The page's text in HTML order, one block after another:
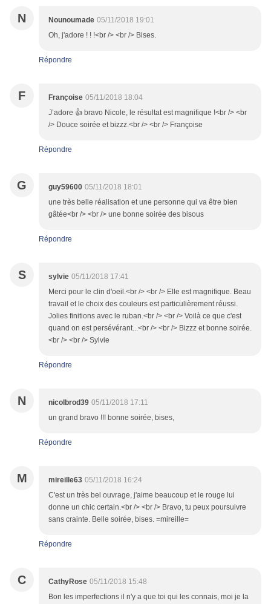
N Nounoumade 05/11/2018 19:01
Oh, j'adore ! ! !<br /> <br /> Bises.
Répondre
F Françoise 05/11/2018 18:04
J’adore 👍 bravo Nicole, le résultat est magnifique !<br /> <br
/> Douce soirée et bizzz.<br /> <br /> Françoise
Répondre
G guy59600 05/11/2018 18:01
une très belle réalisation et une personne qui va être bien
gâtée<br /> <br /> une bonne soirée des bisous
Répondre
S sylvie 05/11/2018 17:41
Merci pour le clin d'oeil.<br /> <br /> Elle est magnifique. Beau
travail et le choix des couleurs est particulièrement réussi.
Jolies finitions avec le ruban.<br /> <br /> Voilà ce que c'est
quand on est persévérant...<br /> <br /> Bizzz et bonne soirée.
<br /> <br /> Sylvie
Répondre
N nicolbrod39 05/11/2018 17:11
un grand bravo !!! bonne soirée, bises,
Répondre
M mireille63 05/11/2018 16:24
C'est un très bel ouvrage, j'aime beaucoup et le rouge lui
donne un chic certain.<br /> <br /> Bravo, tu peux poursuivre
sans crainte. Belle soirée, bises. =mireille=
Répondre
C CathyRose 05/11/2018 15:48
Bon les imperfections il n'y a que toi qui les connais, moi je la